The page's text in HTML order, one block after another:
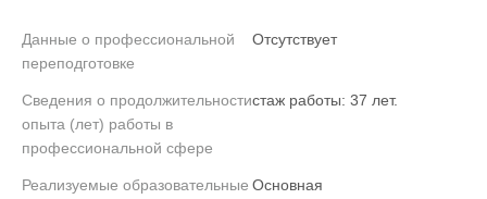
Данные о профессиональной
переподготовке
Отсутствует
Сведения о продолжительности
опыта (лет) работы в
профессиональной сфере
стаж работы: 37 лет.
Реализуемые образовательные Основная